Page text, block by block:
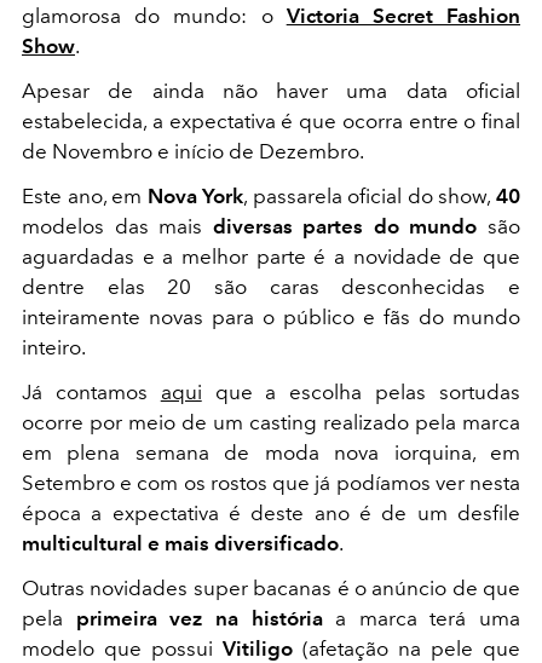
glamorosa do mundo: o Victoria Secret Fashion
Show.
Apesar de ainda não haver uma data oficial
estabelecida, a expectativa é que ocorra entre o final
de Novembro e início de Dezembro.
Este ano, em Nova York, passarela oficial do show,40
modelos das mais diversas partes do mundo são
aguardadas e a melhor parte é a novidade de que
dentre elas 20 são caras desconhecidas e
inteiramente novas para o público e fãs do mundo
inteiro.
Já contamos aqui que a escolha pelas sortudas
ocorre por meio de um casting realizado pela marca
em plena semana de moda nova iorquina, em
Setembro e com os rostos que já podíamos ver nesta
época a expectativa é deste ano é de um desfile
multicultural e mais diversificado.
Outras novidades super bacanas é o anúncio de que
pela primeira vez na históriaa marca terá uma
modelo que possui Vitiligo (afetação na pele que